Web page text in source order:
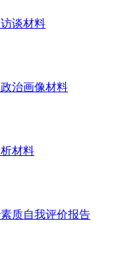
谈材料
治画像材料
材料
质自我评价报告